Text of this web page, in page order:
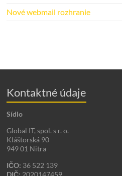
Nové webmail rozhranie
Kontaktné údaje
Sídlo
Global IT, spol. s r. o.
Kláštorská 90
949 01 Nitra
IČO: 36 522 139